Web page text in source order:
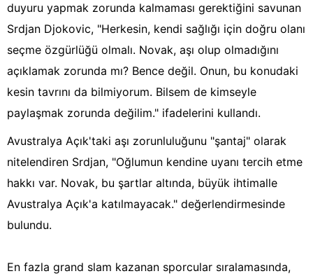
duyuru yapmak zorunda kalmaması gerektiğini savunan
Srdjan Djokovic, "Herkesin, kendi sağlığı için doğru olanı
seçme özgürlüğü olmalı. Novak, aşı olup olmadığını
açıklamak zorunda mı? Bence değil. Onun, bu konudaki
kesin tavrını da bilmiyorum. Bilsem de kimseyle
paylaşmak zorunda değilim." ifadelerini kullandı.
Avustralya Açık'taki aşı zorunluluğunu "şantaj" olarak
nitelendiren Srdjan, "Oğlumun kendine uyanı tercih etme
hakkı var. Novak, bu şartlar altında, büyük ihtimalle
Avustralya Açık'a katılmayacak." değerlendirmesinde
bulundu.
En fazla grand slam kazanan sporcular sıralamasında,